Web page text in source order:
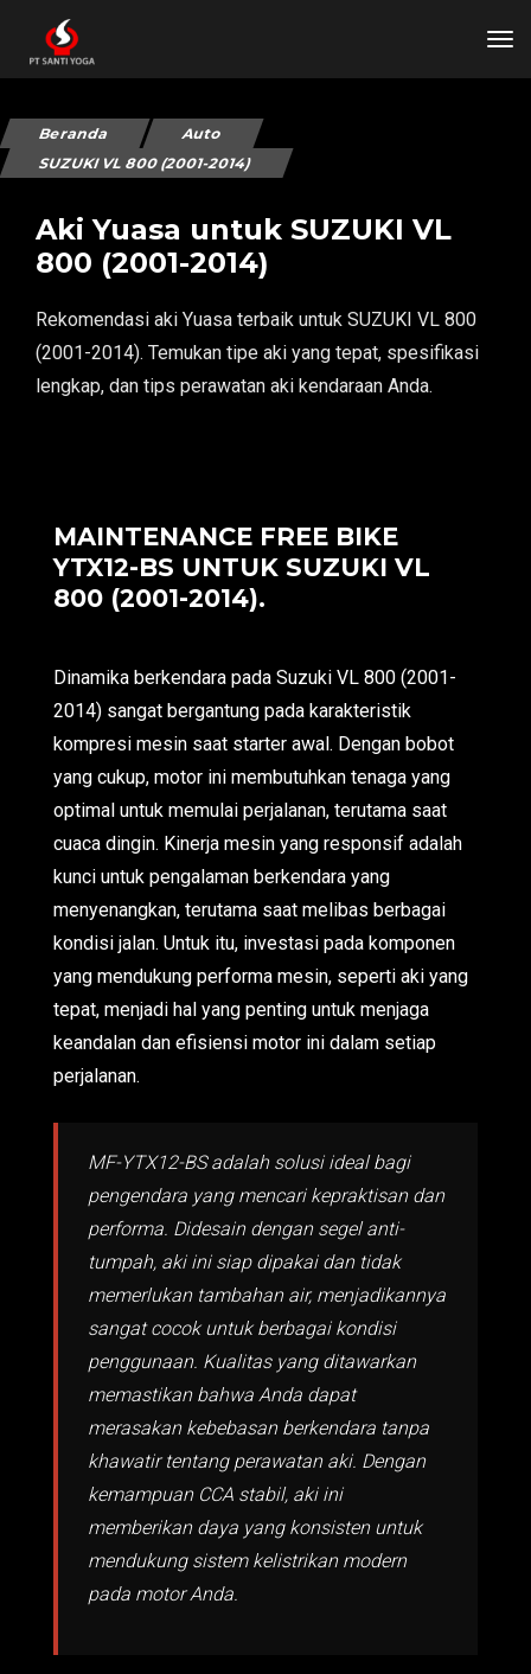
Beranda
Auto
SUZUKI VL 800 (2001-2014)
Aki Yuasa untuk SUZUKI VL
800 (2001-2014)
Rekomendasi aki Yuasa terbaik untuk SUZUKI VL 800
(2001-2014). Temukan tipe aki yang tepat, spesifikasi
lengkap, dan tips perawatan aki kendaraan Anda.
MAINTENANCE FREE BIKE
YTX12-BS UNTUK SUZUKI VL
800 (2001-2014).
Dinamika berkendara pada Suzuki VL 800 (2001-
2014) sangat bergantung pada karakteristik
kompresi mesin saat starter awal. Dengan bobot
yang cukup, motor ini membutuhkan tenaga yang
optimal untuk memulai perjalanan, terutama saat
cuaca dingin. Kinerja mesin yang responsif adalah
kunci untuk pengalaman berkendara yang
menyenangkan, terutama saat melibas berbagai
kondisi jalan. Untuk itu, investasi pada komponen
yang mendukung performa mesin, seperti aki yang
tepat, menjadi hal yang penting untuk menjaga
keandalan dan efisiensi motor ini dalam setiap
perjalanan.
MF-YTX12-BS adalah solusi ideal bagi
pengendara yang mencari kepraktisan dan
performa. Didesain dengan segel anti-
tumpah, aki ini siap dipakai dan tidak
memerlukan tambahan air, menjadikannya
sangat cocok untuk berbagai kondisi
penggunaan. Kualitas yang ditawarkan
memastikan bahwa Anda dapat
merasakan kebebasan berkendara tanpa
khawatir tentang perawatan aki. Dengan
kemampuan CCA stabil, aki ini
memberikan daya yang konsisten untuk
mendukung sistem kelistrikan modern
pada motor Anda.